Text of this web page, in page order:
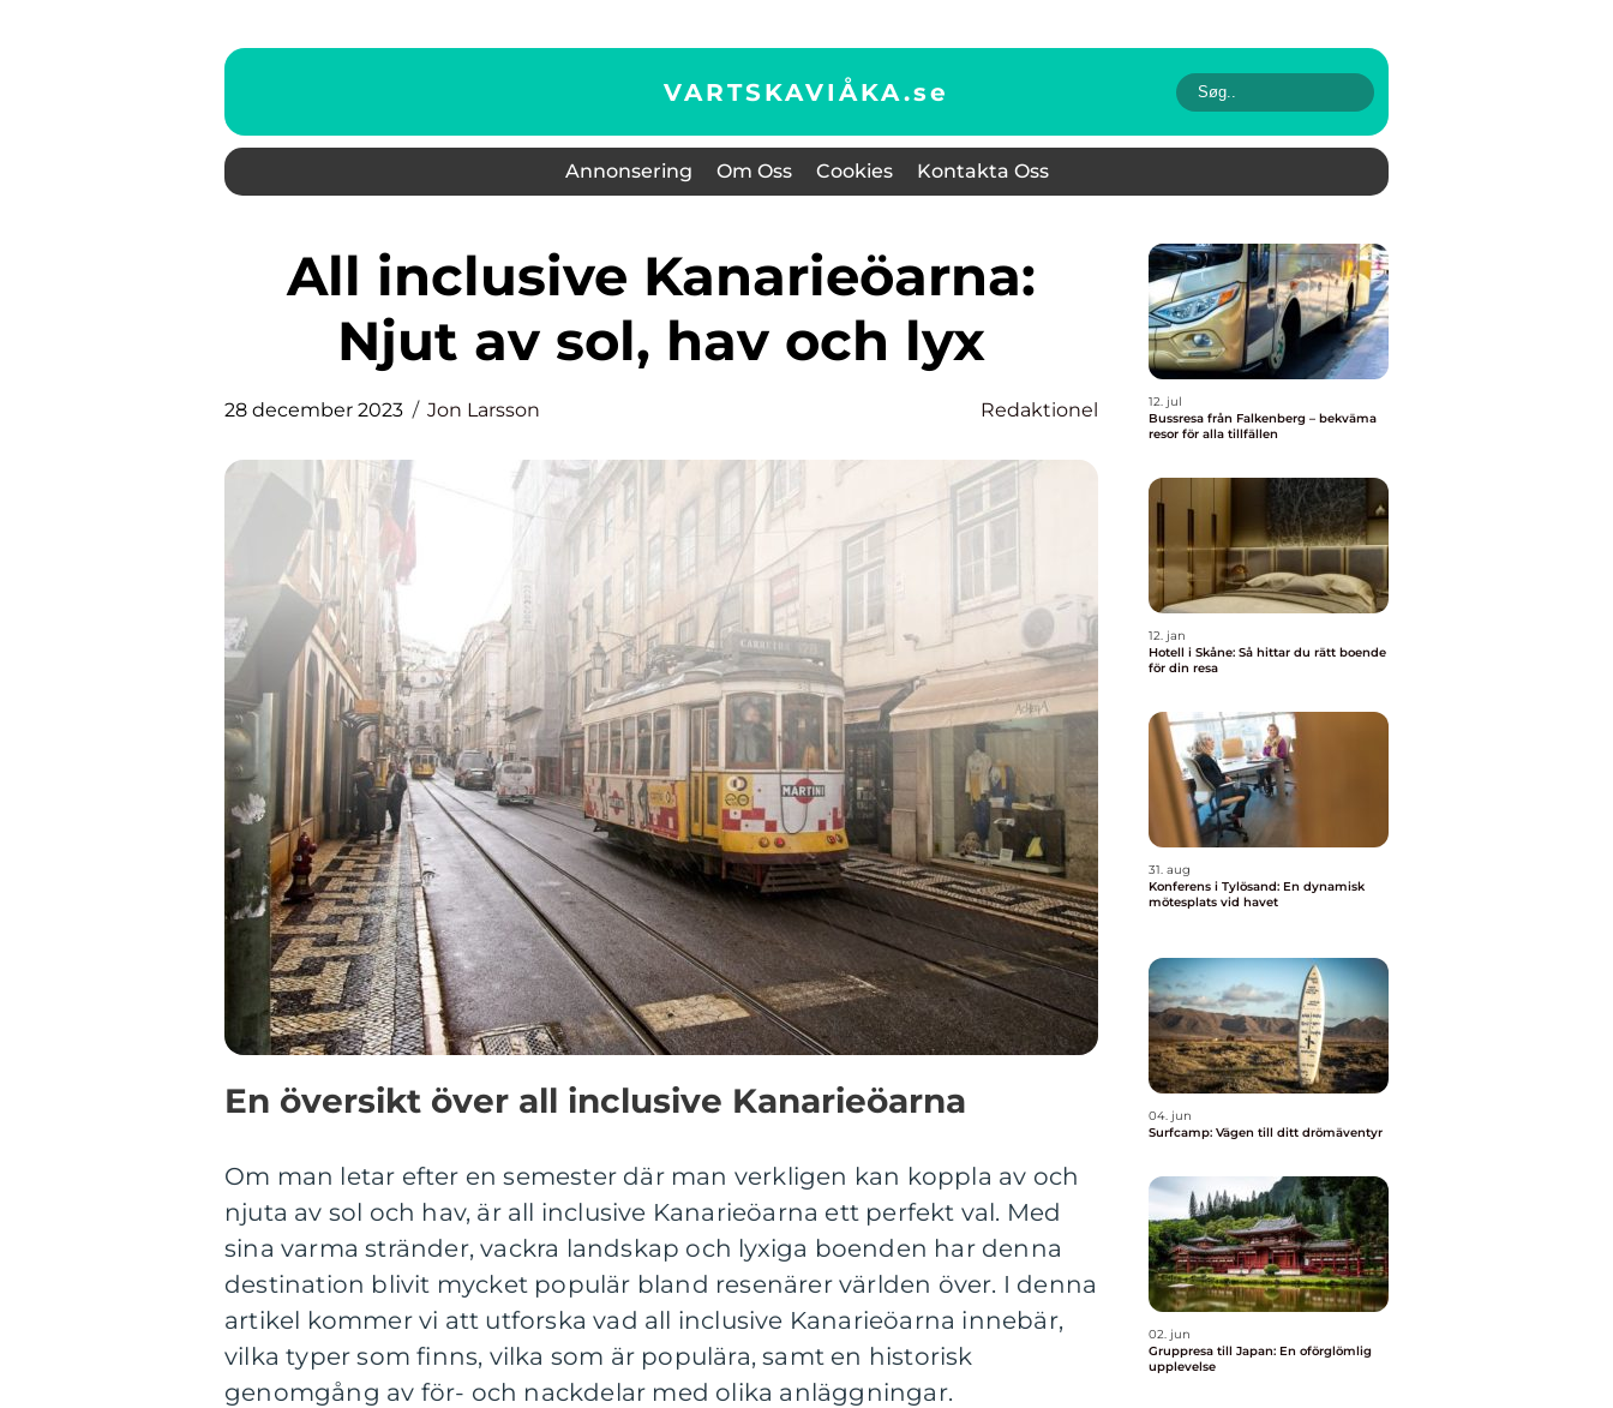
VARTSKAVIÅKA.se
Annonsering Om Oss Cookies Kontakta Oss
All inclusive Kanarieöarna:
Njut av sol, hav och lyx
28 december 2023 Jon Larsson Redaktionel
En översikt över all inclusive Kanarieöarna
Om man letar efter en semester där man verkligen kan koppla av och
njuta av sol och hav, är all inclusive Kanarieöarna ett perfekt val. Med
sina varma stränder, vackra landskap och lyxiga boenden har denna
destination blivit mycket populär bland resenärer världen över. I denna
artikel kommer vi att utforska vad all inclusive Kanarieöarna innebär,
vilka typer som finns, vilka som är populära, samt en historisk
genomgång av för- och nackdelar med olika anläggningar.
12. jul
Bussresa från Falkenberg – bekväma
resor för alla tillfällen
12. jan
Hotell i Skåne: Så hittar du rätt boende
för din resa
31. aug
Konferens i Tylösand: En dynamisk
mötesplats vid havet
04. jun
Surfcamp: Vägen till ditt drömäventyr
02. jun
Gruppresa till Japan: En oförglömlig
upplevelse